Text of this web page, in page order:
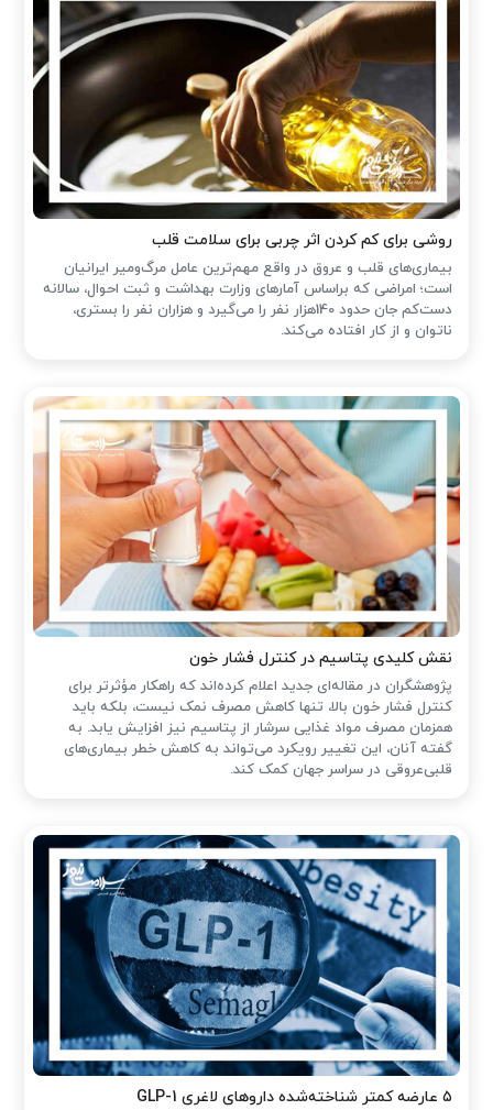
روشی برای کم کردن اثر چربی برای سلامت قلب
بیماری‌های قلب و عروق در واقع مهم‌ترین عامل مرگ‌ومیر ایرانیان
است؛ امراضی که براساس آمارهای وزارت بهداشت و ثبت احوال، سالانه
دست‌کم جان حدود 140هزار نفر را می‌گیرد و هزاران نفر را بستری،
ناتوان و از کار افتاده می‌کند.
نقش کلیدی پتاسیم در کنترل فشار خون
پژوهشگران در مقاله‌ای جدید اعلام کرده‌اند که راهکار مؤثرتر برای
کنترل فشار خون بالا، تنها کاهش مصرف نمک نیست، بلکه باید
همزمان مصرف مواد غذایی سرشار از پتاسیم نیز افزایش یابد. به
گفته آنان، این تغییر رویکرد می‌تواند به کاهش خطر بیماری‌های
قلبی‌عروقی در سراسر جهان کمک کند.
۵ عارضه کمتر شناخته‌شده داروهای لاغری GLP-1